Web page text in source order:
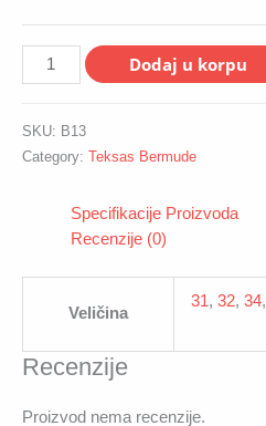
Muške
bermude
quantity
Dodaj u korpu
SKU: B13
Category: Teksas Bermude
Specifikacije Proizvoda
Recenzije (0)
Veličina
31 , 32, 34,
Recenzije
Proizvod nema recenzije.